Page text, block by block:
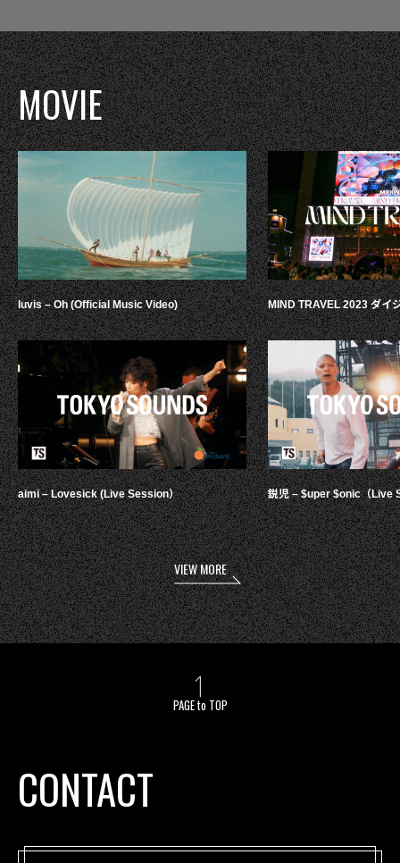
MOVIE
luvis – Oh (Official Music Video)
aimi – Lovesick (Live Session）
MIND TRAVEL 2023 ダイ
鋭児 – $uper $onic（Live
VIEW MORE
PAGE to TOP
CONTACT